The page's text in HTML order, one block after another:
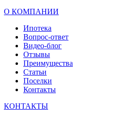
О КОМПАНИИ
Ипотека
Вопрос-ответ
Видео-блог
Отзывы
Преимущества
Статьи
Поселки
Контакты
КОНТАКТЫ